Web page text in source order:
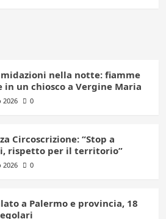
nella notte: fiamme
in un chiosco a Vergine Maria
2026 0
Circoscrizione: “Stop a
rispetto per il territorio”
2026 0
a Palermo e provincia, 18